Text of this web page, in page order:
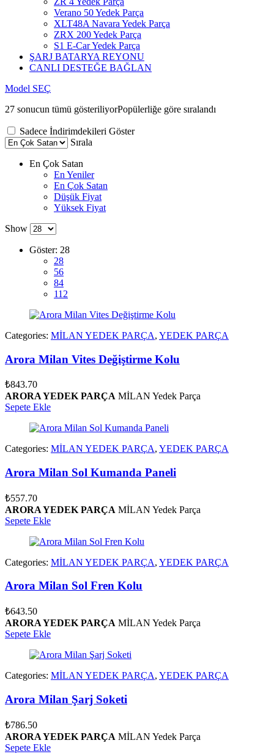
Verano 50 Yedek Parça
XLT48A Navara Yedek Parça
ZRX 200 Yedek Parça
S1 E-Car Yedek Parça
ŞARJ BATARYA REYONU
CANLI DESTEĞE BAĞLAN
Model SEÇ
27 sonucun tümü gösteriliyorPopülerliğe göre sıralandı
Sadece İndirimdekileri Göster
Sırala
En Çok Satan
En Yeniler
En Çok Satan
Düşük Fiyat
Yüksek Fiyat
Show
Göster: 28
28
56
84
112
Categories: MİLAN YEDEK PARÇA, YEDEK PARÇA
Arora Milan Vites Değiştirme Kolu
₺843.70
ARORA YEDEK PARÇA MİLAN Yedek Parça
Sepete Ekle
Categories: MİLAN YEDEK PARÇA, YEDEK PARÇA
Arora Milan Sol Kumanda Paneli
₺557.70
ARORA YEDEK PARÇA MİLAN Yedek Parça
Sepete Ekle
Categories: MİLAN YEDEK PARÇA, YEDEK PARÇA
Arora Milan Sol Fren Kolu
₺643.50
ARORA YEDEK PARÇA MİLAN Yedek Parça
Sepete Ekle
Categories: MİLAN YEDEK PARÇA, YEDEK PARÇA
Arora Milan Şarj Soketi
₺786.50
ARORA YEDEK PARÇA MİLAN Yedek Parça
Sepete Ekle